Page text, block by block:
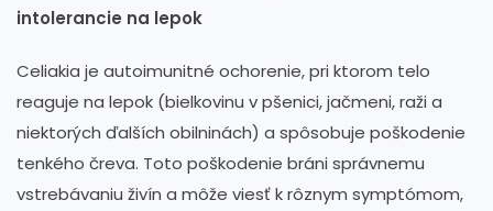
intolerancie na lepok
Celiakia je autoimunitné ochorenie, pri ktorom telo
reaguje na lepok (bielkovinu v pšenici, jačmeni, raži a
niektorých ďalších obilninách) a spôsobuje poškodenie
tenkého čreva. Toto poškodenie bráni správnemu
vstrebávaniu živín a môže viesť k rôznym symptómom,